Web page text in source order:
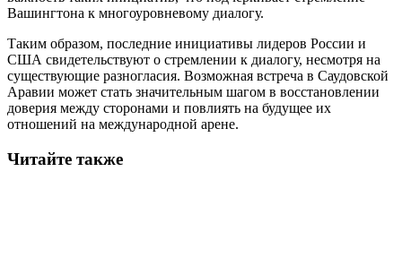
Вашингтона к многоуровневому диалогу.
Таким образом, последние инициативы лидеров России и
США свидетельствуют о стремлении к диалогу, несмотря на
существующие разногласия. Возможная встреча в Саудовской
Аравии может стать значительным шагом в восстановлении
доверия между сторонами и повлиять на будущее их
отношений на международной арене.
Читайте также